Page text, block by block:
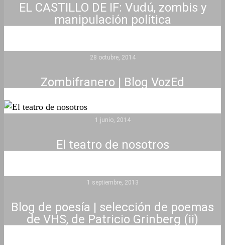
EL CASTILLO DE IF: Vudú, zombis y
manipulación política
28 octubre, 2014
Zombifranero | Blog VozEd
1 junio, 2014
El teatro de nosotros
1 septiembre, 2013
Blog de poesía | selección de poemas
de VHS, de Patricio Grinberg (ii)